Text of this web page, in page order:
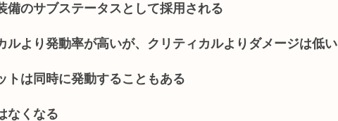
備のサブステータスとして採用される
ルより発動率が高いが、クリティカルよりダメージは低い
トは同時に発動することもある
なくなる